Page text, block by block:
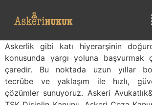
Askerlik gibi katı hiyerarşinin
konusunda yargı yoluna başvurmak
çaredir. Bu noktada uzun yıllar
tecrübe ve yaklaşım ile hızlı,
çözümler sunuyoruz. Askeri